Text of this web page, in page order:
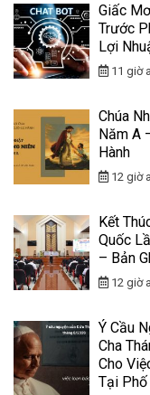
Giấc
Trước
Lợi
11 giờ
Chúa
Năm A
Hành
12 giờ
Kết
Quốc
– Bản
12 giờ
Ý Cầu
Cha
Cho
Tại Phố